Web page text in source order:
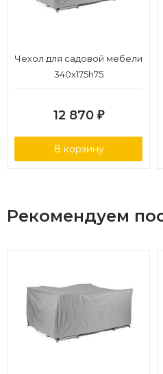
Чехол для садовой мебели
340х175h75
12 870 ₽
В корзину
Рекомендуем